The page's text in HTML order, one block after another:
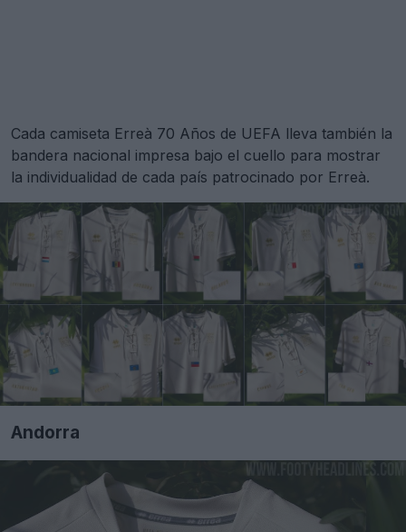
Cada camiseta Erreà 70 Años de UEFA lleva también la
bandera nacional impresa bajo el cuello para mostrar
la individualidad de cada país patrocinado por Erreà.
Andorra